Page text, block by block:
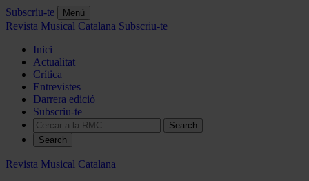
Subscriu-te Menú
Revista Musical Catalana Subscriu-te
Inici
Actualitat
Crítica
Entrevistes
Darrera edició
Subscriu-te
Search
Revista Musical Catalana